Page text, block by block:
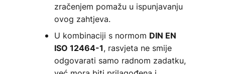
zračenjem pomažu u ispunjavanju
ovog zahtjeva.
U kombinaciji s normom DIN EN
ISO 12464-1, rasvjeta ne smije
odgovarati samo radnom zadatku,